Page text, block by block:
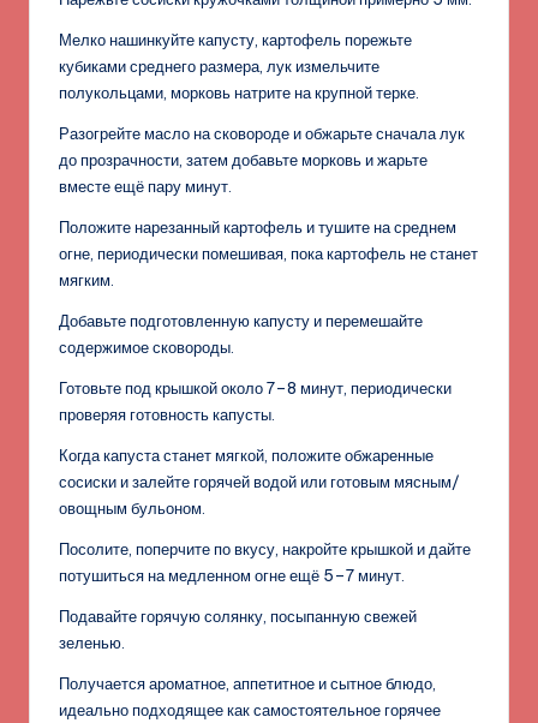
Мелко нашинкуйте капусту, картофель порежьте
кубиками среднего размера, лук измельчите
полукольцами, морковь натрите на крупной терке.
Разогрейте масло на сковороде и обжарьте сначала лук
до прозрачности, затем добавьте морковь и жарьте
вместе ещё пару минут.
Положите нарезанный картофель и тушите на среднем
огне, периодически помешивая, пока картофель не станет
мягким.
Добавьте подготовленную капусту и перемешайте
содержимое сковороды.
Готовьте под крышкой около 7–8 минут, периодически
проверяя готовность капусты.
Когда капуста станет мягкой, положите обжаренные
сосиски и залейте горячей водой или готовым мясным/
овощным бульоном.
Посолите, поперчите по вкусу, накройте крышкой и дайте
потушиться на медленном огне ещё 5–7 минут.
Подавайте горячую солянку, посыпанную свежей
зеленью.
Получается ароматное, аппетитное и сытное блюдо,
идеально подходящее как самостоятельное горячее